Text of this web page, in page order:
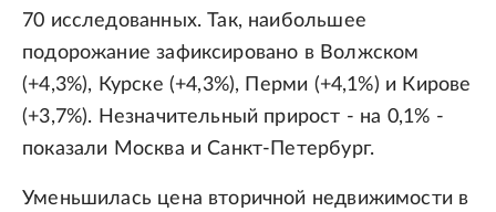
70 исследованных. Так, наибольшее
подорожание зафиксировано в Волжском
(+4,3%), Курске (+4,3%), Перми (+4,1%) и Кирове
(+3,7%). Незначительный прирост - на 0,1% -
показали Москва и Санкт-Петербург.
Уменьшилась цена вторичной недвижимости в